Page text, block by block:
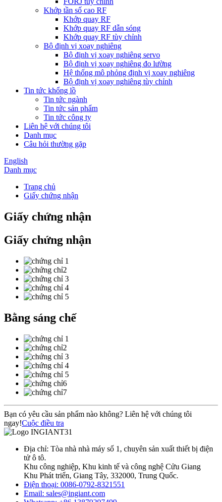
Khớp tần số cao RF
Khớp quay RF
Khớp quay RF dẫn sóng
Khớp quay RF tùy chỉnh
Bộ định vị xoay nghiêng
Bộ định vị xoay nghiêng servo
Bộ định vị xoay nghiêng đo lường
Hệ thống mô phỏng định vị xoay nghiêng
Bộ định vị xoay nghiêng tùy chỉnh
Tin tức khổng lồ
Tin tức ngành
Tin tức sản phẩm
Tin tức công ty
Liên hệ với chúng tôi
Danh mục
Câu hỏi thường gặp
English
Danh mục
Trang chủ
Giấy chứng nhận
Giấy chứng nhận
Giấy chứng nhận
Bằng sáng chế
Bạn có yêu cầu sản phẩm nào không? Liên hệ với chúng tôi
ngay!Cuộc điều tra
Địa chỉ: Tòa nhà nhà máy số 1, chuyên sản xuất thiết bị điện
tử ô tô.
Khu công nghiệp, Khu kinh tế và công nghệ Cửu Giang
Khu Phát triển, Giang Tây, 332000, Trung Quốc.
Điện thoại: 0086-0792-8321551
Email: sales@ingiant.com